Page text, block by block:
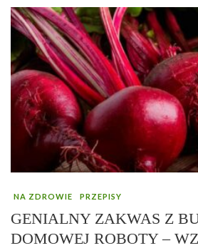
NA ZDROWIE PRZEPISY
GENIALNY ZAKWAS Z
DOMOWEJ ROBOTY –